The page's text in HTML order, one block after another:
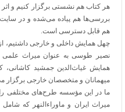
هر کتاب هم نشستی برگزار کنیم و
بررسی‌ها هم پیاده می‌شده و در
هم قابل دسترسی است.
چهل همایش داخلی و خارجی داشتیم،
نصیر طوسی به عنوان میراث علمی
همایش غیاث‌الدین جمشید کاشانی،
میهمانان و متخصصان خارجی
ما در این مؤسسه طرح‌های مختلفی
میراث ایران و ماوراءالنهر که